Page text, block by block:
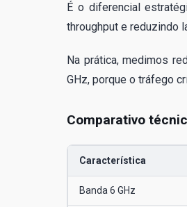
É o diferencial
throughput e reduzindo
Na prática, medimos
GHz, porque o tráfego
Comparativo
Característica
Banda 6 GHz